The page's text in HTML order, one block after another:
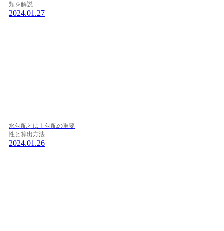
類を解説
2024.01.27
水勾配とは｜勾配の重要
性と算出方法
2024.01.26